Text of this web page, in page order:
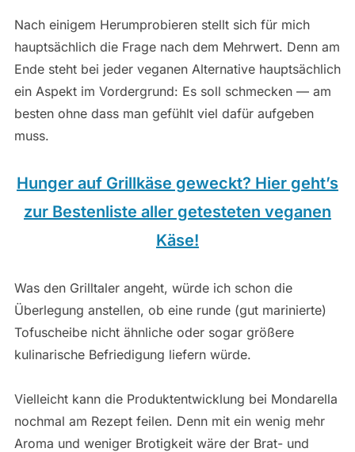
Nach einigem Herumprobieren stellt sich für mich
hauptsächlich die Frage nach dem Mehrwert. Denn am
Ende steht bei jeder veganen Alternative hauptsächlich
ein Aspekt im Vordergrund: Es soll schmecken — am
besten ohne dass man gefühlt viel dafür aufgeben
muss.
Hunger auf Grillkäse geweckt? Hier geht’s
zur Bestenliste aller getesteten veganen
Käse!
Was den Grilltaler angeht, würde ich schon die
Überlegung anstellen, ob eine runde (gut marinierte)
Tofuscheibe nicht ähnliche oder sogar größere
kulinarische Befriedigung liefern würde.
Vielleicht kann die Produktentwicklung bei Mondarella
nochmal am Rezept feilen. Denn mit ein wenig mehr
Aroma und weniger Brotigkeit wäre der Brat- und